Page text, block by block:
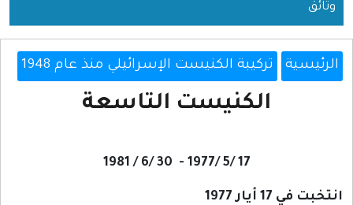
وثائق
الرئيسية تركيبة الكنيست الإسرائيلي منذ عام 1948
الكنيست التاسعة
17 /5 /1977 -
30 /6 / 1981
انتخبت في 17 أيار 1977